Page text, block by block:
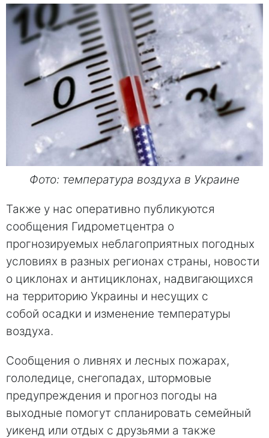
Фото: температура воздуха в Украине
Также у нас оперативно публикуются
сообщения Гидрометцентра о
прогнозируемых неблагоприятных погодных
условиях в разных регионах страны, новости
о циклонах и антициклонах, надвигающихся
на территорию Украины и несущих с
собой осадки и изменение температуры
воздуха.
Сообщения о ливнях и лесных пожарах,
гололедице, снегопадах, штормовые
предупреждения и прогноз погоды на
выходные помогут спланировать семейный
уикенд или отдых с друзьями а также